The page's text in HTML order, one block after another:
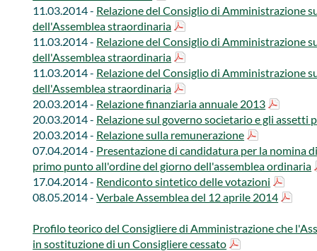
11.03.2014 - Relazione del Consiglio di Amministrazione
dell'Assemblea straordinaria
11.03.2014 - Relazione del Consiglio di Amministrazione
dell'Assemblea straordinaria
11.03.2014 - Relazione del Consiglio di Amministrazione
dell'Assemblea straordinaria
20.03.2014 - Relazione finanziaria annuale 2013
20.03.2014 - Relazione sul governo societario e gli assetti
20.03.2014 - Relazione sulla remunerazione
07.04.2014 - Presentazione di candidatura per la nomina
primo punto all'ordine del giorno dell'assemblea ordinaria
17.04.2014 - Rendiconto sintetico delle votazioni
08.05.2014 -Verbale Assemblea del 12 aprile 2014
Profilo teorico del Consigliere di Amministrazione che
in sostituzione di un Consigliere cessato